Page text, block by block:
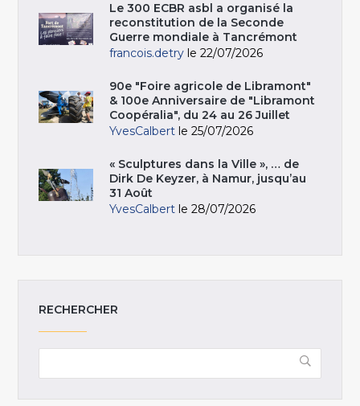
Le 300 ECBR asbl a organisé la
reconstitution de la Seconde
Guerre mondiale à Tancrémont
francois.detry le 22/07/2026
90e "Foire agricole de Libramont"
& 100e Anniversaire de "Libramont
Coopéralia", du 24 au 26 Juillet
YvesCalbert le 25/07/2026
« Sculptures dans la Ville », … de
Dirk De Keyzer, à Namur, jusqu’au
31 Août
YvesCalbert le 28/07/2026
RECHERCHER